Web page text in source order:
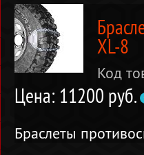
XL-8
Код
Цена: 11200 руб.
Браслеты